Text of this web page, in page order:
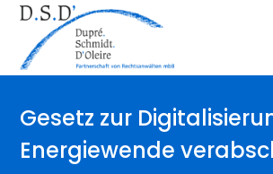
Gesetz zur
Energiewende